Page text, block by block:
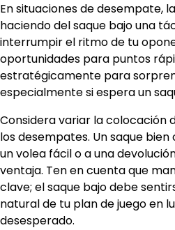
En situaciones de desempate,
haciendo del saque bajo una
interrumpir el ritmo de tu
oportunidades para puntos
estratégicamente para
especialmente si espera un
Considera variar la colocación
los desempates. Un saque
un volea fácil o a una
ventaja. Ten en cuenta que
clave; el saque bajo debe
natural de tu plan de juego en
desesperado.